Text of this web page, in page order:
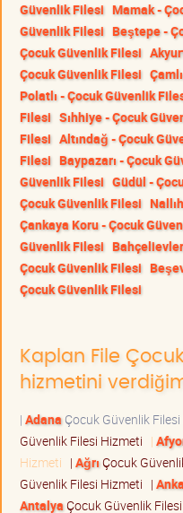
Güvenlik Filesi Mamak -
Güvenlik Filesi Beştepe -
Çocuk Güvenlik Filesi
Çocuk Güvenlik Filesi
Polatlı - Çocuk Güvenlik
Filesi Sıhhiye - Çocuk
Filesi Altındağ - Çocuk
Filesi Baypazarı - Çocuk
Güvenlik Filesi Güdül -
Çocuk Güvenlik Filesi
Çankaya Koru - Çocuk
Güvenlik Filesi
Çocuk Güvenlik Filesi
Çocuk Güvenlik Filesi
Kaplan File
hizmetini
| Adana Çocuk Güvenlik
Güvenlik Filesi Hizmeti |
Hizmeti | AğrıÇocuk
Güvenlik Filesi Hizmeti |
AntalyaÇocuk Güvenlik